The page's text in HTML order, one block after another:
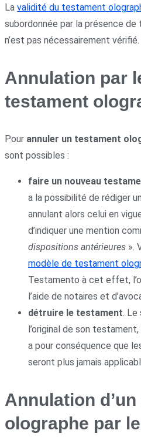
La validité du testament
subordonnée par la présence
n’est pas nécessairement vérifié.
Annulation par
testament
Pour annuler un testament
sont possibles :
faire un nouveau
a la possibilité de rédiger
annulant alors celui en
d’indiquer une mention
dispositions antérieures ».
modèle de testament
Testamento à cet effet,
l’aide de notaires et
détruire le testament. Le
l’original de son
a pour conséquence que
seront plus jamais
Annulation
olographe par